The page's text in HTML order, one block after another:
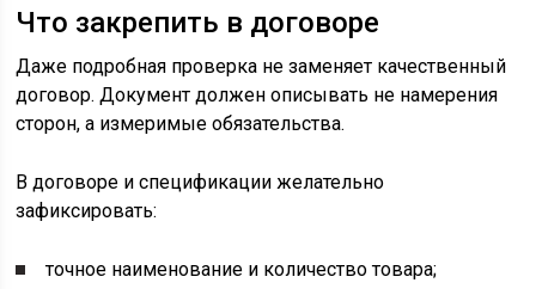
Что закрепить в договоре
Даже подробная проверка не заменяет качественный
договор. Документ должен описывать не намерения
сторон, а измеримые обязательства.
В договоре и спецификации желательно
зафиксировать:
точное наименование и количество товара;